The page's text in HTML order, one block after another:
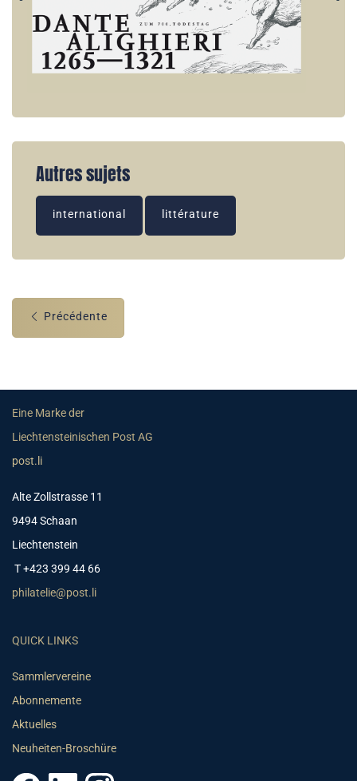
Autres sujets
international littérature
Précédente
Eine Marke der
Liechtensteinischen Post AG
post.li
Alte Zollstrasse 11
9494 Schaan
Liechtenstein
T +423 399 44 66
philatelie@post.li
QUICK LINKS
Sammlervereine
Abonnemente
Aktuelles
Neuheiten-Broschüre